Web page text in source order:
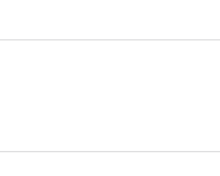
作することが可能です
。使用できない画像は
アップロードして下さ